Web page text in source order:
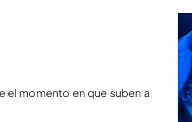
el momento en que suben a